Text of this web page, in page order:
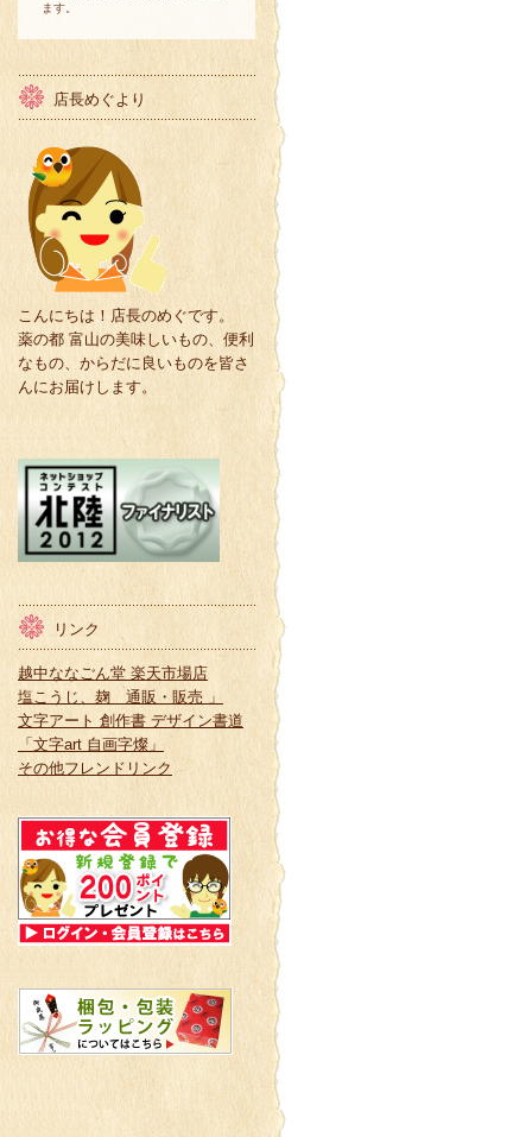
ます。
店長めぐより
こんにちは！店長のめぐです。
薬の都 富山の美味しいもの、便利
なもの、からだに良いものを皆さ
んにお届けします。
リンク
越中ななごん堂 楽天市場店
塩こうじ、麹 通販・販売 」
文字アート 創作書 デザイン書道
「文字art 自画字燦」
その他フレンドリンク